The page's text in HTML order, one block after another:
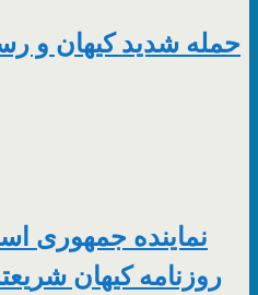
حمله شدید کیهان و
نماینده جمهوری
روزنامه کیهان